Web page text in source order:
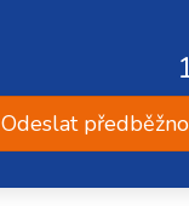
Odeslat